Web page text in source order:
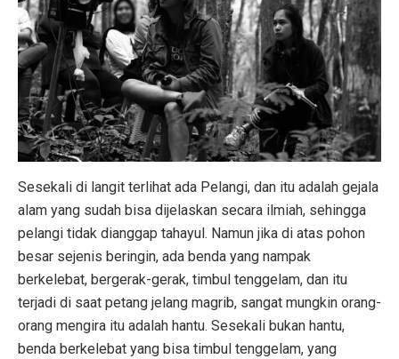
Sesekali di langit terlihat ada Pelangi, dan itu adalah gejala
alam yang sudah bisa dijelaskan secara ilmiah, sehingga
pelangi tidak dianggap tahayul. Namun jika di atas pohon
besar sejenis beringin, ada benda yang nampak
berkelebat, bergerak-gerak, timbul tenggelam, dan itu
terjadi di saat petang jelang magrib, sangat mungkin orang-
orang mengira itu adalah hantu. Sesekali bukan hantu,
benda berkelebat yang bisa timbul tenggelam, yang